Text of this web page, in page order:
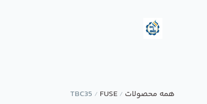
همه محصولات /
FUSE
/
TBC35